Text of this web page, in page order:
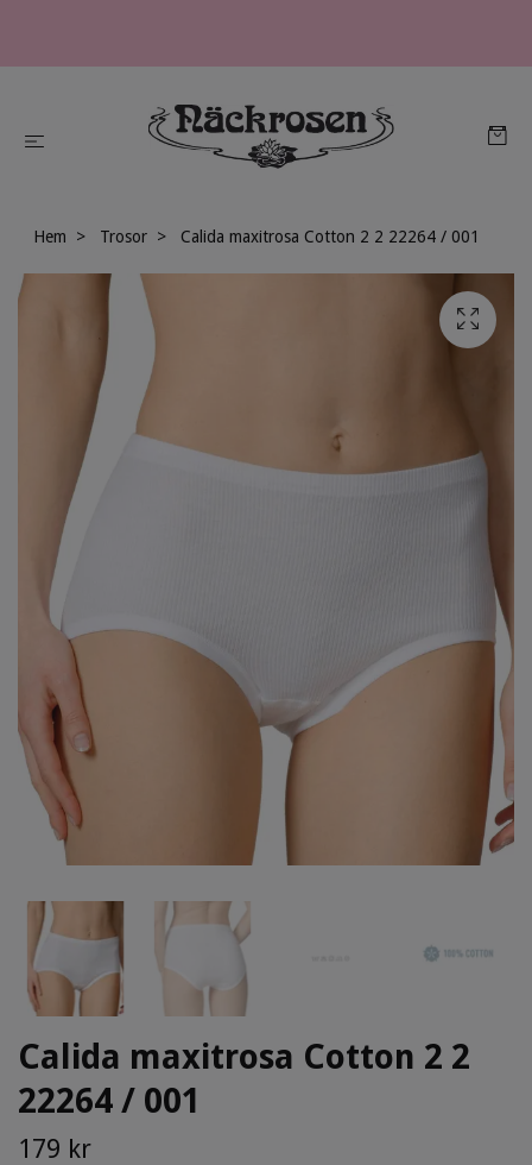
Hem Trosor Calida maxitrosa Cotton 2 2 22264 / 001
Calida maxitrosa Cotton 2 2
22264 / 001
179 kr